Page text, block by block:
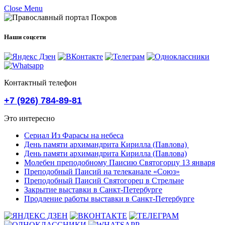
Close Menu
Наши соцсети
Контактный телефон
+7 (926) 784-89-81
Это интересно
Сериал Из Фарасы на небеса
День памяти архимандрита Кирилла (Павлова)
День памяти архимандрита Кирилла (Павлова)
Молебен преподобному Паисию Святогорцу 13 января
Преподобный Паисий на телеканале «Союз»
Преподобный Паисий Святогорец в Стрельне
Закрытие выставки в Санкт-Петербурге
Продление работы выставки в Санкт-Петербурге